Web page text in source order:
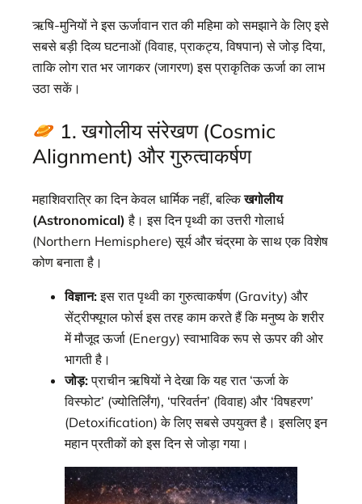
ऋषि-मुनियों ने इस ऊर्जावान रात की महिमा को समझाने के लिए इसे
सबसे बड़ी दिव्य घटनाओं (विवाह, प्राकट्य, विषपान) से जोड़ दिया,
ताकि लोग रात भर जागकर (जागरण) इस प्राकृतिक ऊर्जा का लाभ
उठा सकें।
1. खगोलीय संरेखण (Cosmic
Alignment) और गुरुत्वाकर्षण
महाशिवरात्रि का दिन केवल धार्मिक नहीं, बल्किखगोलीय
(Astronomical) है। इस दिन पृथ्वी का उत्तरी गोलार्ध
(Northern Hemisphere) सूर्य और चंद्रमा के साथ एक विशेष
कोण बनाता है।
विज्ञान:इस रात पृथ्वी का गुरुत्वाकर्षण (Gravity) और
सेंट्रीफ्यूगल फोर्स इस तरह काम करते हैं कि मनुष्य के शरीर
में मौजूद ऊर्जा (Energy) स्वाभाविक रूप से ऊपर की ओर
भागती है।
जोड़:प्राचीन ऋषियों ने देखा कि यह रात ‘ऊर्जा के
विस्फोट’ (ज्योतिर्लिंग), ‘परिवर्तन’ (विवाह) और ‘विषहरण’
(Detoxification) के लिए सबसे उपयुक्त है। इसलिए इन
महान प्रतीकों को इस दिन से जोड़ा गया।